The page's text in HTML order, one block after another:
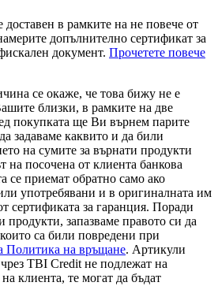
в рамките на не повече от
допълнително сертификат за
документ. Прочетете повече
се окаже, че това бижу не е
близки, в рамките на две
покупката ще Ви върнем парите
задаваме каквито и да били
на сумите за върнати продукти
на посочена от клиента банкова
се приемат обратно само ако
употребявани и в оригиналната им
сертификата за гаранция. Поради
продукти, запазваме правото си да
са били повредени при
Политика на връщане. Артикули
TBI Credit не подлежат на
клиента, те могат да бъдат